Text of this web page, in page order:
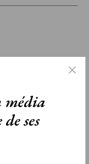
le site des
média
ses